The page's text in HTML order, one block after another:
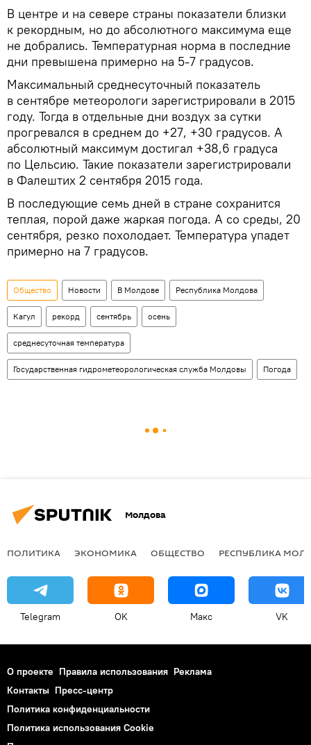
В центре и на севере страны показатели близки
к рекордным, но до абсолютного максимума еще
не добрались. Температурная норма в последние
дни превышена примерно на 5-7 градусов.
Максимальный среднесуточный показатель
в сентябре метеорологи зарегистрировали в 2015
году. Тогда в отдельные дни воздух за сутки
прогревался в среднем до +27, +30 градусов. А
абсолютный максимум достигал +38,6 градуса
по Цельсию. Такие показатели зарегистрировали
в Фалештих 2 сентября 2015 года.
В последующие семь дней в стране сохранится
теплая, порой даже жаркая погода. А со среды, 20
сентября, резко похолодает. Температура упадет
примерно на 7 градусов.
Общество Новости В Молдове Республика Молдова
Кагул рекорд сентябрь осень
среднесуточная температура
Государственная гидрометеорологическая служба Молдовы Погода
Молдова
ПОЛИТИКА ЭКОНОМИКА ОБЩЕСТВО РЕСПУБЛИКА
Telegram OK Макс VK
О проекте Правила использования Реклама
Контакты Пресс-центр
Политика конфиденциальности
Политика использования Cookie